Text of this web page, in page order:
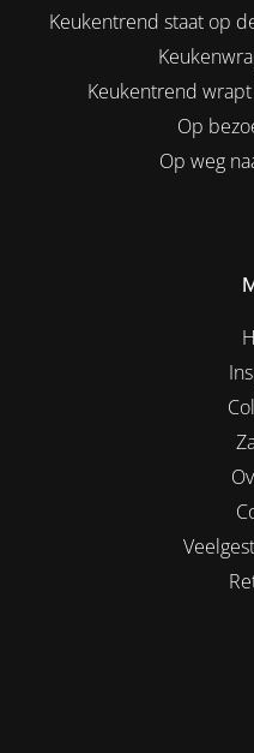
Keukentrend staat op
Keukentrend
Op
Op weg